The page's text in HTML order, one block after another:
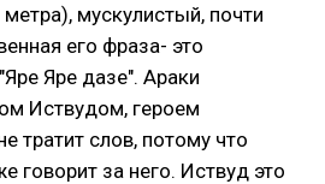
мускулистый, почти
его фраза- это
Яре дазе". Араки
Иствудом, героем
тратит слов, потому что
говорит за него. Иствуд это